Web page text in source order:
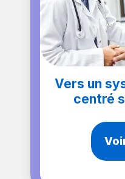
Vers un
centré